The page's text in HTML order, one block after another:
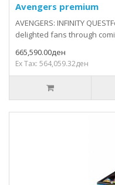
Avengers premium
AVENGERS: INFINITY
delighted fans through
665,590.00ден
Ex Tax: 564,059.32ден